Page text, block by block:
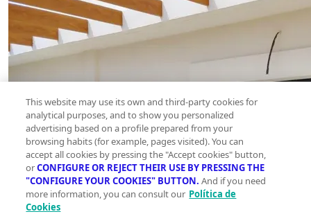
This website may use its own and third-party cookies for
analytical purposes, and to show you personalized
advertising based on a profile prepared from your
browsing habits (for example, pages visited). You can
accept all cookies by pressing the "Accept cookies" button,
orCONFIGURE OR REJECT THEIR USE BY PRESSING THE
"CONFIGURE YOUR COOKIES" BUTTON. And if you need
more information, you can consult our Política de
Cookies